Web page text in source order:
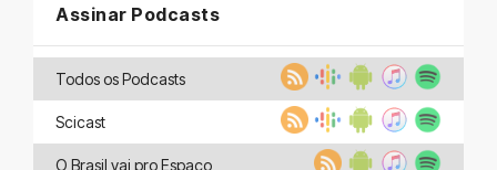
Assinar Podcasts
Todos os Podcasts
Scicast
O Brasil vai pro Espaço